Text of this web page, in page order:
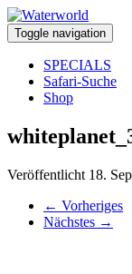
Toggle navigation
SPECIALS
Safari-Suche
Shop
Veröffentlicht 18.
← Vorheriges
Nächstes →